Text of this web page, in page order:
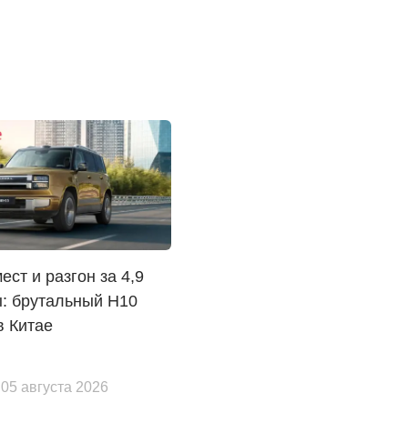
и разгон за 4,9
брутальный H10
Китае
августа 2026